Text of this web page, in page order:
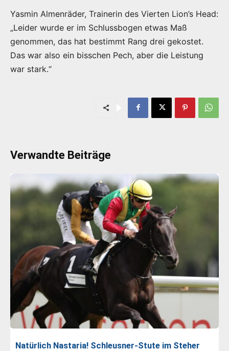
Yasmin Almenräder, Trainerin des Vierten Lion’s Head:
„Leider wurde er im Schlussbogen etwas Maß
genommen, das hat bestimmt Rang drei gekostet.
Das war also ein bisschen Pech, aber die Leistung
war stark.“
Verwandte Beiträge
Natürlich Nastaria! Schleusner-Stute im Steher